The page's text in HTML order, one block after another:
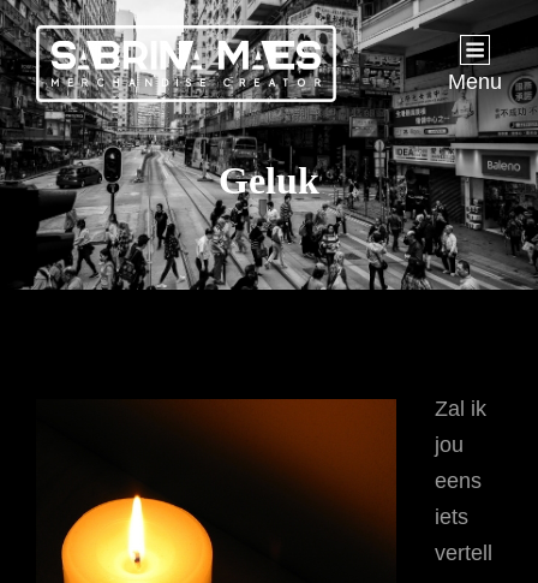
Menu
Geluk
Zal ik
jou
eens
iets
vertell